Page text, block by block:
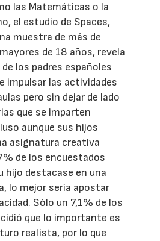
las Matemáticas o la
el estudio de Spaces,
muestra de más de
de 18 años, revela
los padres españoles
impulsar las actividades
pero sin dejar de lado
que se imparten
aunque sus hijos
asignatura creativa
de los encuestados
hijo destacase en una
lo mejor sería apostar
Sólo un 7,1% de los
que lo importante es
realista, por lo que